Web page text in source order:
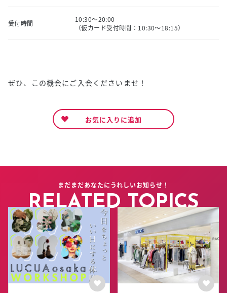
受付時間
10:30〜20:00
（仮カード受付時間：10:30〜18:15）
ぜひ、この機会にご入会くださいませ！
お気に入りに追加
まだまだあなたにうれしいお知らせ！
RELATED TOPICS